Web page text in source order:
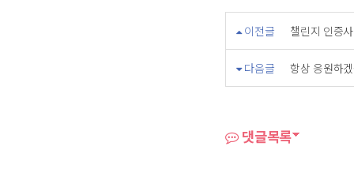
이전글 챌린지 인증
다음글 항상 응원하
댓글목록